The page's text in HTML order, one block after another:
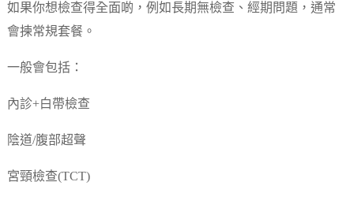
如果你想檢查得全面啲，例如長期無檢查、經期問題，通常
會揀常規套餐。
一般會包括：
內診+白帶檢查
陰道/腹部超聲
宮頸檢查(TCT)